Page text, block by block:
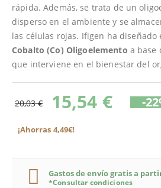
imágenes
rápida. Además, se trata de un
disperso en el ambiente y se
las células rojas. Ifigen ha
Cobalto (Co) Oligoelemento a base
que interviene en el bienestar del
20,03 € 15,54 € -
¡Ahorras 4,49€!
Gastos de envío gratis a
*Consultar condiciones